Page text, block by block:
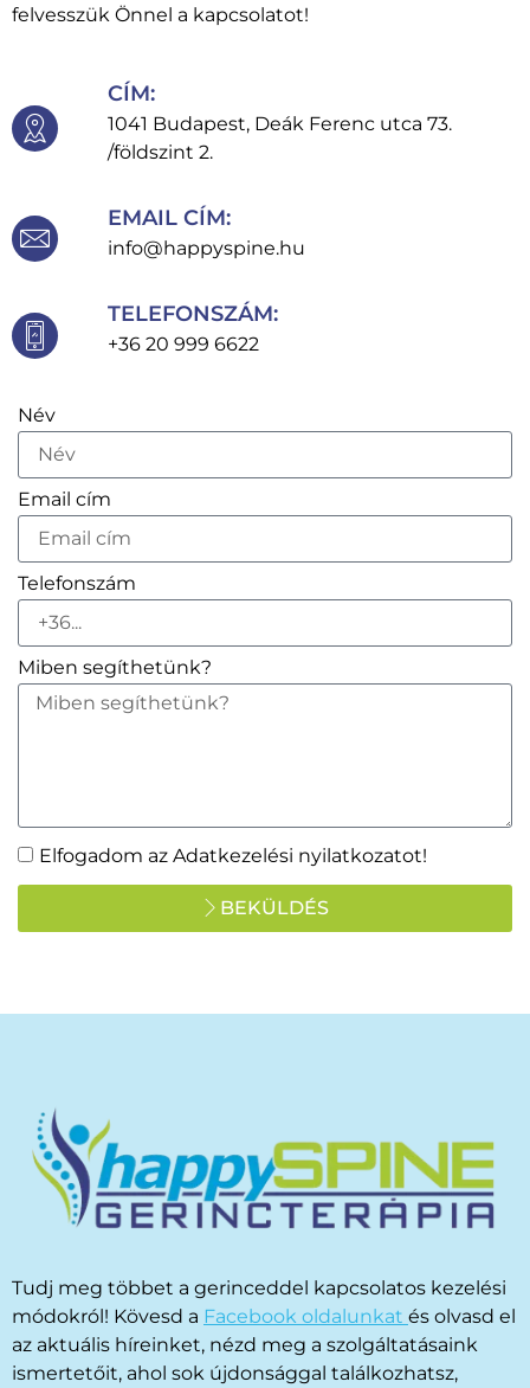
felvesszük Önnel a kapcsolatot!
CÍM:
1041 Budapest, Deák Ferenc utca 73.
/földszint 2.
EMAIL CÍM:
info@happyspine.hu
TELEFONSZÁM:
+36 20 999 6622
Név
Email cím
Telefonszám
Miben segíthetünk?
Elfogadom az Adatkezelési nyilatkozatot!
BEKÜLDÉS
Tudj meg többet a gerinceddel kapcsolatos kezelési
módokról! Kövesd a Facebook oldalunkat és olvasd el
az aktuális híreinket, nézd meg a szolgáltatásaink
ismertetőit, ahol sok újdonsággal találkozhatsz,